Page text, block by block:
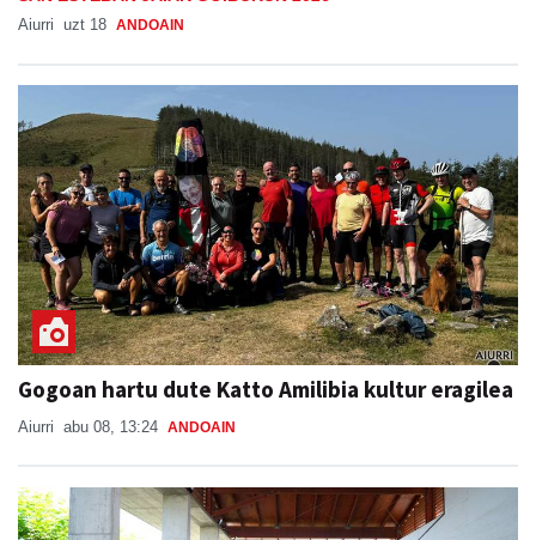
Aiurri uzt 18 ANDOAIN
Gogoan hartu dute Katto Amilibia kultur eragilea
Aiurri abu 08, 13:24 ANDOAIN